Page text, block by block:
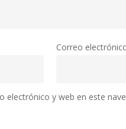
Correo
electrónico y web en este